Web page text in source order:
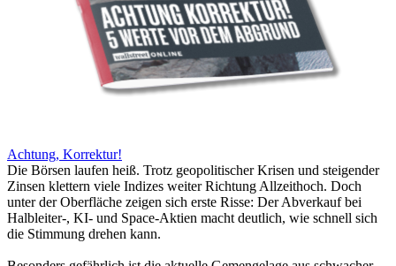
Achtung, Korrektur!
Die Börsen laufen heiß. Trotz geopolitischer Krisen und steigender
Zinsen klettern viele Indizes weiter Richtung Allzeithoch. Doch
unter der Oberfläche zeigen sich erste Risse: Der Abverkauf bei
Halbleiter-, KI- und Space-Aktien macht deutlich, wie schnell sich
die Stimmung drehen kann.